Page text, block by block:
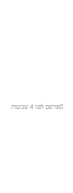
פורסם לפני 4 שבועות